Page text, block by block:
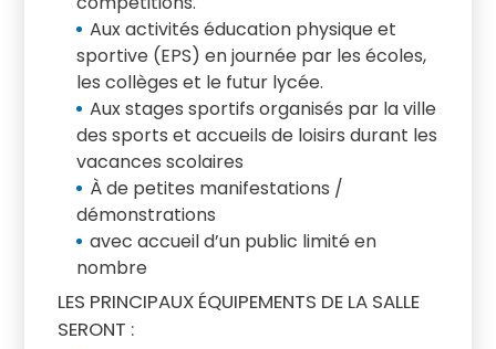
Aux activités éducation physique et
sportive (EPS) en journée par les écoles,
les collèges et le futur lycée.
Aux stages sportifs organisés par la ville
des sports et accueils de loisirs durant les
vacances scolaires
À de petites manifestations /
démonstrations
avec accueil d’un public limité en
nombre
LES PRINCIPAUX ÉQUIPEMENTS DE LA SALLE
SERONT :